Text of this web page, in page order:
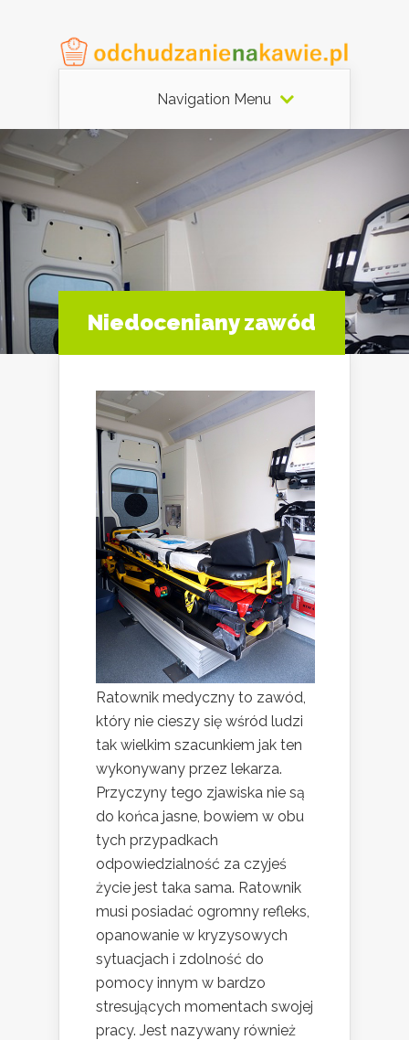
Navigation Menu
Niedoceniany zawód
Ratownik medyczny to zawód,
który nie cieszy się wśród ludzi
tak wielkim szacunkiem jak ten
wykonywany przez lekarza.
Przyczyny tego zjawiska nie są
do końca jasne, bowiem w obu
tych przypadkach
odpowiedzialność za czyjeś
życie jest taka sama. Ratownik
musi posiadać ogromny refleks,
opanowanie w kryzysowych
sytuacjach i zdolność do
pomocy innym w bardzo
stresujących momentach swojej
pracy. Jest nazywany również